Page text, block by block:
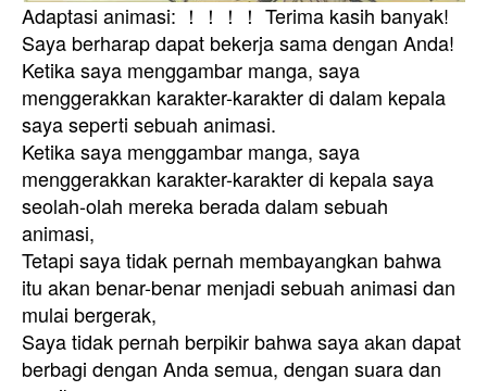
Adaptasi animasi: ！！！！ Terima kasih banyak!
Saya berharap dapat bekerja sama dengan Anda!
Ketika saya menggambar manga, saya
menggerakkan karakter-karakter di dalam kepala
saya seperti sebuah animasi.
Ketika saya menggambar manga, saya
menggerakkan karakter-karakter di kepala saya
seolah-olah mereka berada dalam sebuah
animasi,
Tetapi saya tidak pernah membayangkan bahwa
itu akan benar-benar menjadi sebuah animasi dan
mulai bergerak,
Saya tidak pernah berpikir bahwa saya akan dapat
berbagi dengan Anda semua, dengan suara dan